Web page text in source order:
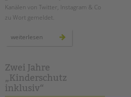
Kanälen von Twitter, Instagram & Co
zu Wort gemeldet.
weiterlesen hauptstadtzulage
Zwei Jahre
„Kinderschutz
inklusiv“